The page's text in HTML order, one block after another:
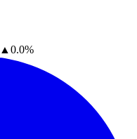
▲ 0.0%